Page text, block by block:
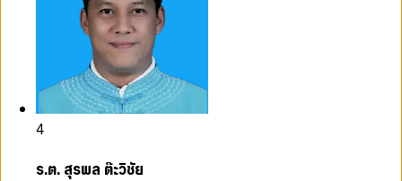
4
ร.ต. สุรพล ต๊ะวิชัย